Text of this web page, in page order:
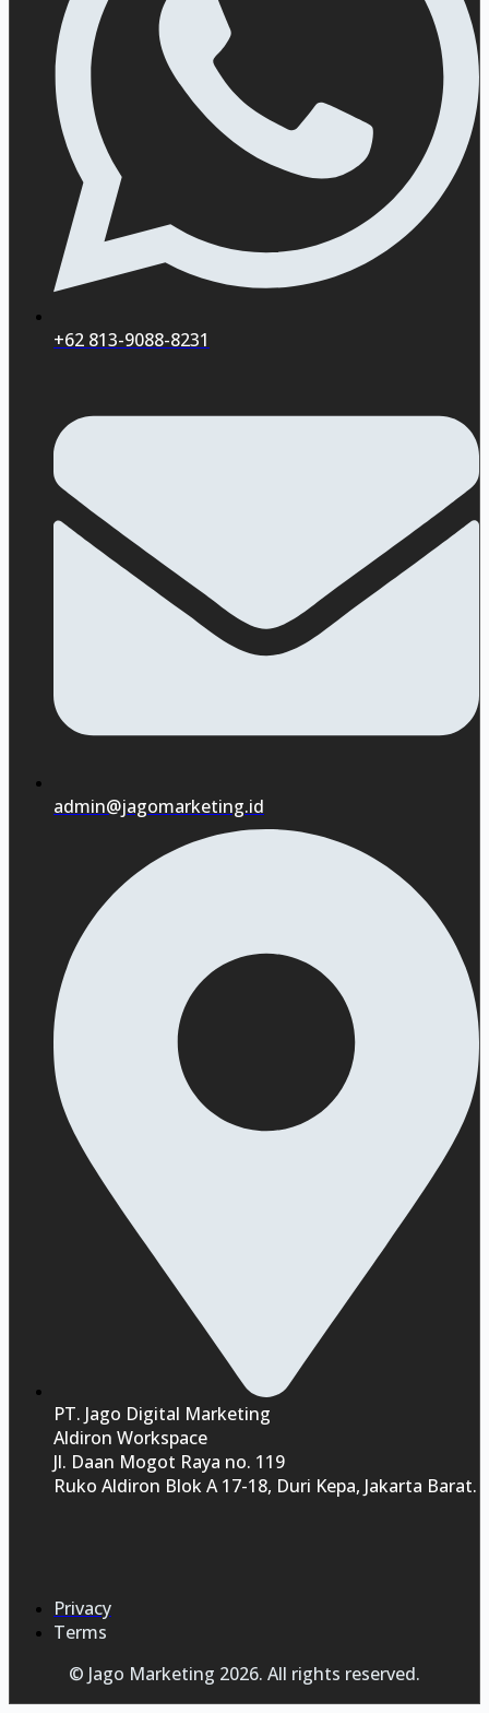
+62 813-9088-8231
admin@jagomarketing.id
PT. Jago Digital Marketing
Aldiron Workspace
Jl. Daan Mogot Raya no. 119
Ruko Aldiron Blok A 17-18, Duri Kepa, Jakarta Barat.
Privacy
Terms
© Jago Marketing 2026. All rights reserved.